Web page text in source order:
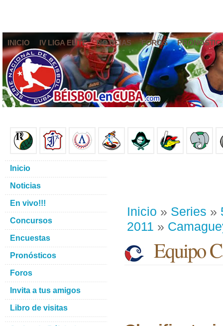
INICIO IV LIGA ELITE NOTICIAS FOROS
Inicio » Series »
2011 »
Equipo
Inicio
Noticias
En vivo!!!
Concursos
Encuestas
Pronósticos
Foros
Invita a tus amigos
Libro de visitas